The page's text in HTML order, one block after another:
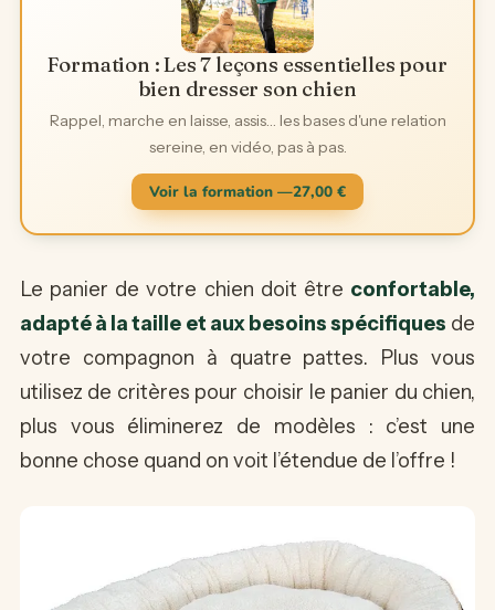
Formation : Les 7 leçons essentielles pour
bien dresser son chien
Rappel, marche en laisse, assis… les bases d'une relation
sereine, en vidéo, pas à pas.
Voir la formation —27,00 €
Le panier de votre chien doit être confortable,
adapté à la taille et aux besoins spécifiques de
votre compagnon à quatre pattes. Plus vous
utilisez de critères pour choisir le panier du chien,
plus vous éliminerez de modèles : c’est une
bonne chose quand on voit l’étendue de l’offre !